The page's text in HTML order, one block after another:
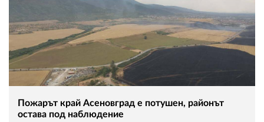
Пожарът край Асеновград е потушен, районът
остава под наблюдение